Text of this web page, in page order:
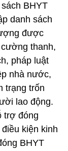
BHYT
danh sách
được
thanh,
pháp luật
nhà nước,
trạng trốn
lao động.
trợ đóng
kiện kinh
BHYT